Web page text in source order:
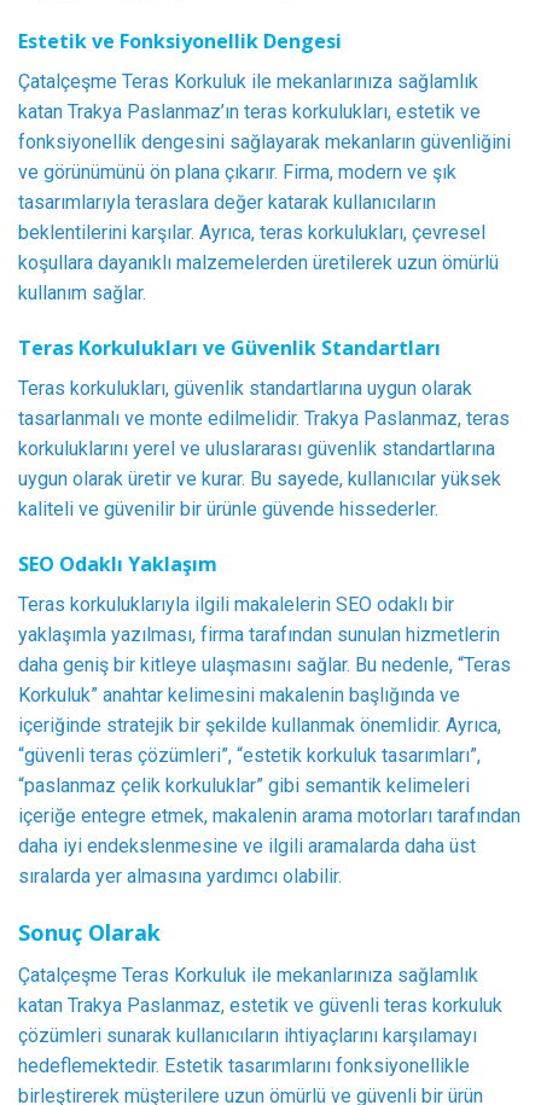
Estetik ve Fonksiyonellik Dengesi
Çatalçeşme Teras Korkuluk ile mekanlarınıza sağlamlık
katan Trakya Paslanmaz’ın teras korkulukları, estetik ve
fonksiyonellik dengesini sağlayarak mekanların güvenliğini
ve görünümünü ön plana çıkarır. Firma, modern ve şık
tasarımlarıyla teraslara değer katarak kullanıcıların
beklentilerini karşılar. Ayrıca, teras korkulukları, çevresel
koşullara dayanıklı malzemelerden üretilerek uzun ömürlü
kullanım sağlar.
Teras Korkulukları ve Güvenlik Standartları
Teras korkulukları, güvenlik standartlarına uygun olarak
tasarlanmalı ve monte edilmelidir. Trakya Paslanmaz, teras
korkuluklarını yerel ve uluslararası güvenlik standartlarına
uygun olarak üretir ve kurar. Bu sayede, kullanıcılar yüksek
kaliteli ve güvenilir bir ürünle güvende hissederler.
SEO Odaklı Yaklaşım
Teras korkuluklarıyla ilgili makalelerin SEO odaklı bir
yaklaşımla yazılması, firma tarafından sunulan hizmetlerin
daha geniş bir kitleye ulaşmasını sağlar. Bu nedenle, “Teras
Korkuluk” anahtar kelimesini makalenin başlığında ve
içeriğinde stratejik bir şekilde kullanmak önemlidir. Ayrıca,
“güvenli teras çözümleri”, “estetik korkuluk tasarımları”,
“paslanmaz çelik korkuluklar” gibi semantik kelimeleri
içeriğe entegre etmek, makalenin arama motorları tarafından
daha iyi endekslenmesine ve ilgili aramalarda daha üst
sıralarda yer almasına yardımcı olabilir.
Sonuç Olarak
Çatalçeşme Teras Korkuluk ile mekanlarınıza sağlamlık
katan Trakya Paslanmaz, estetik ve güvenli teras korkuluk
çözümleri sunarak kullanıcıların ihtiyaçlarını karşılamayı
hedeflemektedir. Estetik tasarımlarını fonksiyonellikle
birleştirerek müşterilere uzun ömürlü ve güvenli bir ürün